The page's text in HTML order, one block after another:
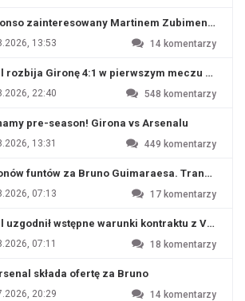
zainteresowany Martinem Zubimendim
13:53 14 komentarzy
rozbija Gironę 4:1 w pierwszym meczu
22:40 548 komentarzy
pre-season! Girona vs Arsenalu
13:31 449 komentarzy
funtów za Bruno Guimaraesa. Transfer
07:13 17 komentarzy
uzgodnił wstępne warunki kontraktu z
07:11 18 komentarzy
składa ofertę za Bruno
20:29 14 komentarzy